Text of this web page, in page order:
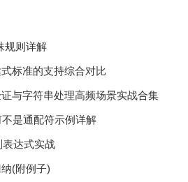
规则详解
标准的支持综合对比
与字符串处理高频场景实战合集
不是通配符示例详解
表达式实战
(附例子)